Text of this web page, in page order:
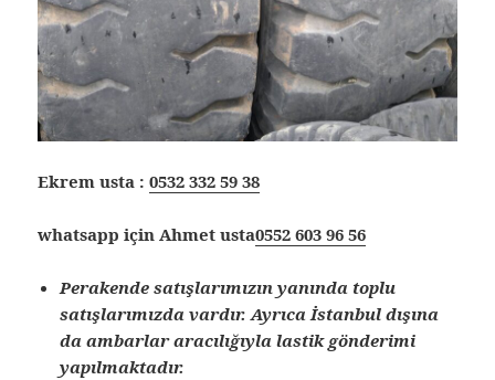
Ekrem usta :0532 332 59 38
whatsapp için Ahmet usta0552 603 96 56
Perakende satışlarımızın yanında toplu
satışlarımızda vardır. Ayrıca İstanbul dışına
da ambarlar aracılığıyla lastik gönderimi
yapılmaktadır.